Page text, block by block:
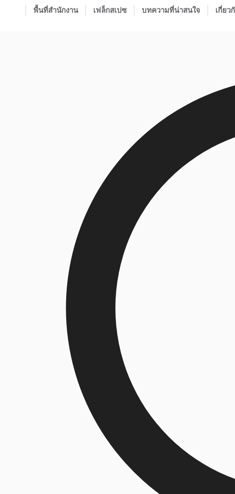
พื้นที่สำนักงาน เฟล็กสเปซ บทความที่น่าสนใจ เกี่ยว